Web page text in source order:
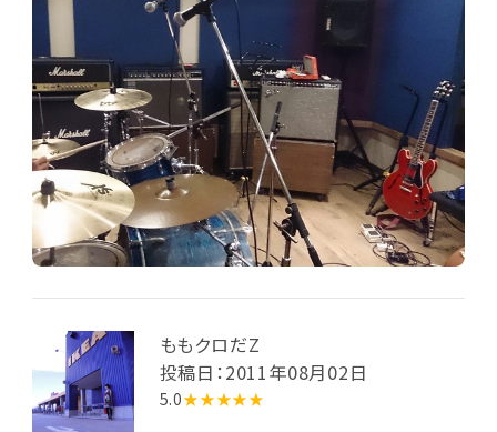
ももクロだZ
投稿日：2011年08月02日
5.0★★★★★